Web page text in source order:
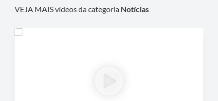
VEJA MAIS vídeos da categoria Notícias